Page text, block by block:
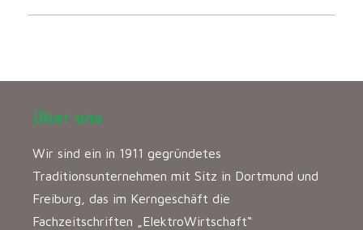
Über uns
Wir sind ein in 1911 gegründetes
Traditionsunternehmen mit Sitz in Dortmund und
Freiburg, das im Kerngeschäft die
Fachzeitschriften „ElektroWirtschaft“